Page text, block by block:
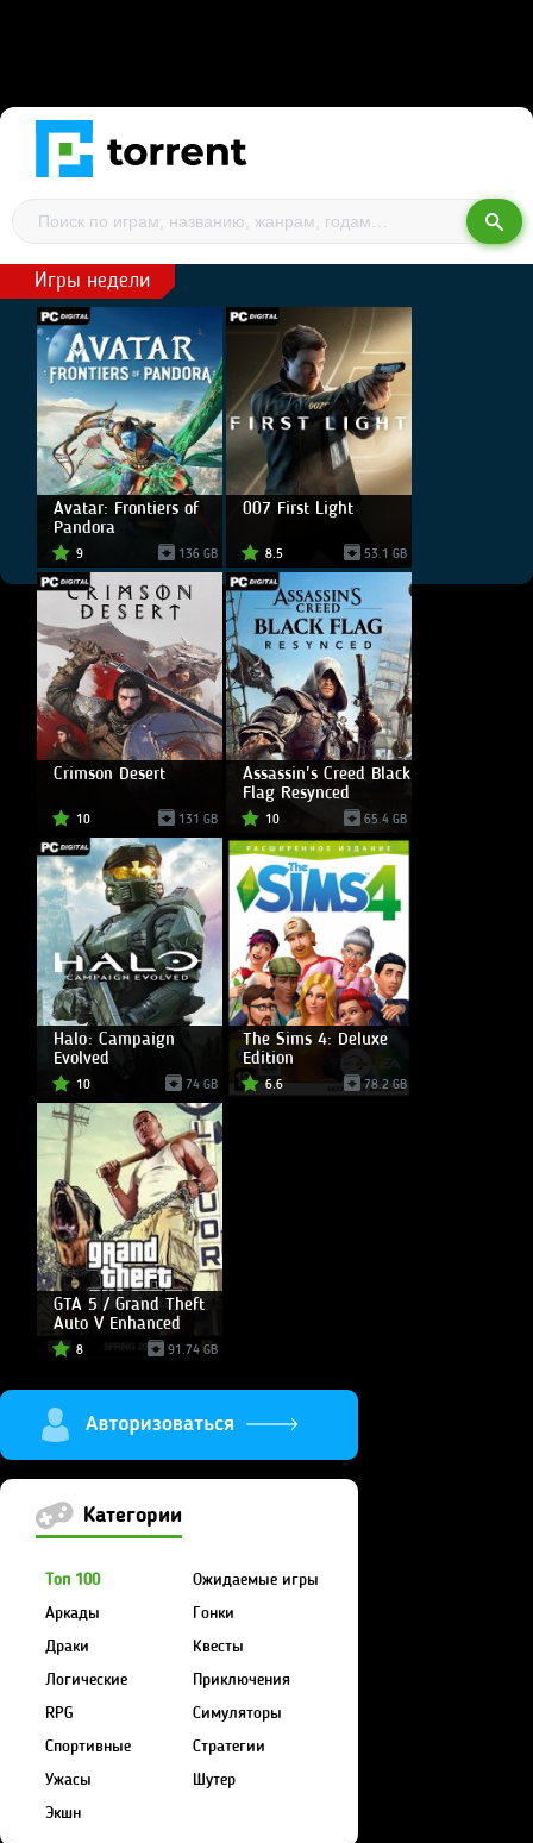
Игры недели
Avatar: Frontiers of
Pandora
9 136 GB
007 First Light
8.5 53.1 GB
Crimson Desert
10 131 GB
Assassin's Creed Black
Flag Resynced
10 65.4 GB
Halo: Campaign
Evolved
10 74 GB
The Sims 4: Deluxe
Edition
6.6 78.2 GB
GTA 5 / Grand Theft
Auto V Enhanced
8 91.74 GB
Категории
Топ 100
Ожидаемые игры
Аркады
Гонки
Драки
Квесты
Логические
Приключения
RPG
Симуляторы
Спортивные
Стратегии
Ужасы
Шутер
Экшн